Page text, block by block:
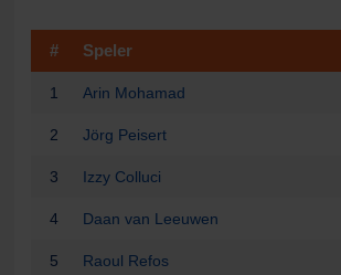
# Speler
1 Arin Mohamad
2 Jörg Peisert
3 Izzy Colluci
4 Daan van Leeuwen
5 Raoul Refos